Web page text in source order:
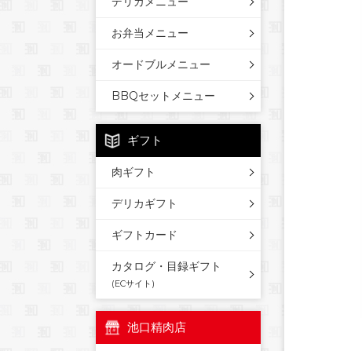
お弁当メニュー
オードブルメニュー
BBQセットメニュー
ギフト
肉ギフト
デリカギフト
ギフトカード
カタログ・目録ギフト
(ECサイト)
池口精肉店